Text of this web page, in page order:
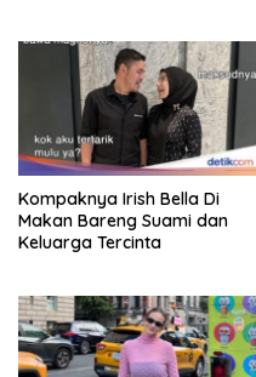
Kompaknya Irish Bella Di
Makan Bareng Suami dan
Keluarga Tercinta